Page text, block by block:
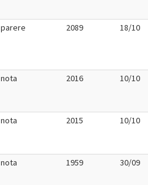
parere 2089 18/10
nota 2016 10/10
nota 2015 10/10
nota 1959 30/09